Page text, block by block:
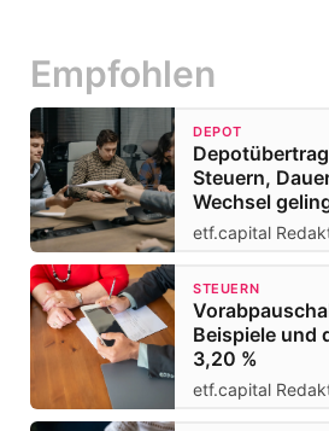
Empfohlen
DEPOT
Steuern,
Wechsel
etf.capital
STEUERN
Beispiele und
3,20 %
etf.capital